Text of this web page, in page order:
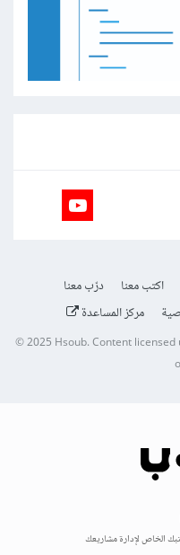
اكتب معنا
درّب معنا
مركز المساعدة
© 2025Hsoub.Content